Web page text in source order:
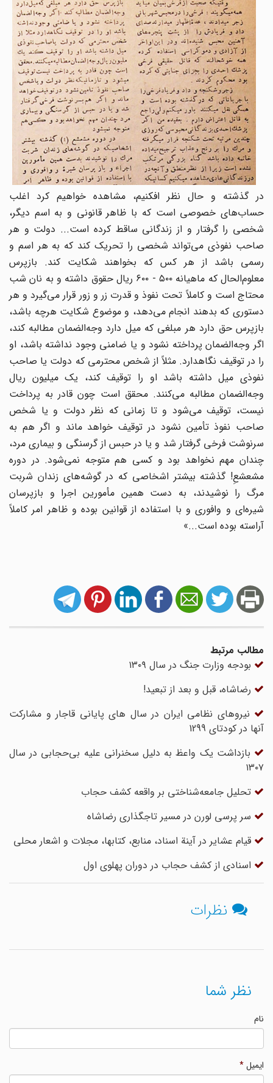
در گذشته و حال نظر افکنیم، مشاهده خواهیم کرد اغلب
حساب‌های خصوصی است که با ظاهر قانونی و به اسم دیگر،
شخصی را گرفتار و از زندگانی ساقط کرده است... دولت و هر
صاحب نفوذی می‌تواند شخصی را تحریک کند که به هر اسم و
رسمی باشد از هر کس که بخواهند شکایت کند. بازپرس
معلوم‌الحال که ماهیانه ۵۰۰ - ۶۰۰ ریال حقوق داشته و به نان شب
محتاج است و کاملاً تحت نفوذ و قدرت زر و زور قرار می‌گیرد و هر
دستوری که بدهند انجام می‌دهد، و موضوع شکایت هرچه باشد،
بازپرس حق دارد هر مبلغی که میل دارد وجه‌الضمان مطالبه کند،
اگر وجه‌الضمان پرداخته نشود و یا ضامنی وجود نداشته باشد، او
را در توقیف نگاهدارد. مثلاً از شخص محترمی که دولت یا صاحب
نفوذی میل داشته باشد او را توقیف کند، یک میلیون ریال
وجه‌الضمان مطالبه می‌کنند. محقق است چون قادر به پرداخت
نیست، توقیف می‌شود و تا زمانی که نظر دولت و یا شخص
صاحب نفوذ تأمین نشود در توقیف خواهد ماند و اگر هم به
سرنوشت فرخی گرفتار شد و یا در حبس از گرسنگی و بیماری مرد،
چندان مهم نخواهد بود و کسی هم متوجه نمی‌شود. در دوره
مشعشعِ! گذشته بیشتر اشخاصی که در گوشه‌های زندان شربت
مرگ را نوشیدند، به دست همین مأمورین اجرا و بازپرسان
شیره‌ای و وافوری و با استفاده از قوانین بوده و ظاهر امر کاملاً
آراسته بوده است...»
مطالب مرتبط
بودجه وزارت جنگ در سال ۱۳۰۹
رضاشاه، قبل و بعد از تبعید!
نیروهای نظامی ایران در سال های پایانی قاجار و مشارکت
آنها در کودتای 1299
بازداشت یک واعظ به دلیل سخنرانی علیه بی‌حجابی در سال
۱۳۰۷
تحلیل جامعه‌شناختی بر واقعه کشف حجاب
سر پرسی لورن در مسیر تاجگذاری رضاشاه
قیام عشایر در آینة اسناد، منابع، کتابها، مجلات و اشعار محلی
اسنادی از کشف حجاب در دوران پهلوی اول
نظرات
نظر شما
ایمیل*